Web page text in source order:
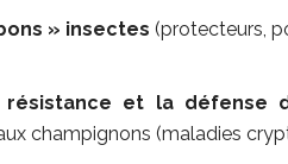
» insectes (protecteurs,
résistance et la défense
champignons (maladies